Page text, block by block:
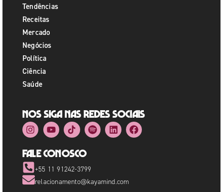
Tendências
Receitas
Mercado
Negócios
Política
Ciência
Saúde
Nos siga nas redes sociais
Fale Conosco
+55 11 91242-3799
relacionamento@kayamind.com